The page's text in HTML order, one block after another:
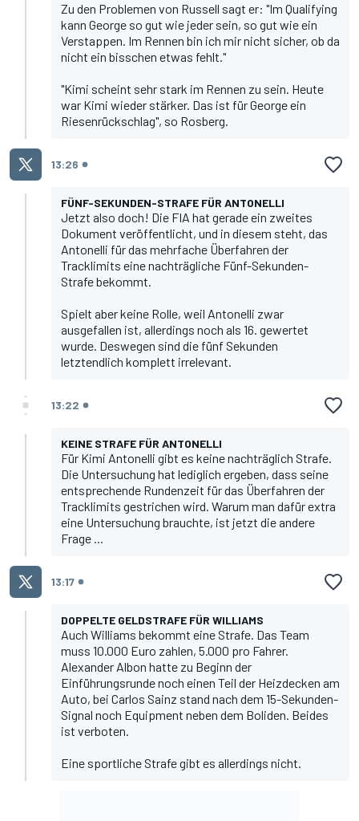
Zu den Problemen von Russell sagt er: "Im Qualifying
kann George so gut wie jeder sein, so gut wie ein
Verstappen. Im Rennen bin ich mir nicht sicher, ob da
nicht ein bisschen etwas fehlt."
"Kimi scheint sehr stark im Rennen zu sein. Heute
war Kimi wieder stärker. Das ist für George ein
Riesenrückschlag", so Rosberg.
13:26
FÜNF-SEKUNDEN-STRAFE FÜR ANTONELLI
Jetzt also doch! Die FIA hat gerade ein zweites
Dokument veröffentlicht, und in diesem steht, das
Antonelli für das mehrfache Überfahren der
Tracklimits eine nachträgliche Fünf-Sekunden-
Strafe bekommt.
Spielt aber keine Rolle, weil Antonelli zwar
ausgefallen ist, allerdings noch als 16. gewertet
wurde. Deswegen sind die fünf Sekunden
letztendlich komplett irrelevant.
13:22
KEINE STRAFE FÜR ANTONELLI
Für Kimi Antonelli gibt es keine nachträglich Strafe.
Die Untersuchung hat lediglich ergeben, dass seine
entsprechende Rundenzeit für das Überfahren der
Tracklimits gestrichen wird. Warum man dafür extra
eine Untersuchung brauchte, ist jetzt die andere
Frage ...
13:17
DOPPELTE GELDSTRAFE FÜR WILLIAMS
Auch Williams bekommt eine Strafe. Das Team
muss 10.000 Euro zahlen, 5.000 pro Fahrer.
Alexander Albon hatte zu Beginn der
Einführungsrunde noch einen Teil der Heizdecken am
Auto, bei Carlos Sainz stand nach dem 15-Sekunden-
Signal noch Equipment neben dem Boliden. Beides
ist verboten.
Eine sportliche Strafe gibt es allerdings nicht.